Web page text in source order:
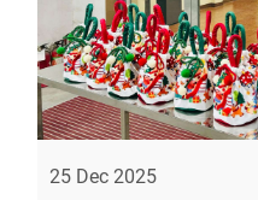
25 Dec 2025